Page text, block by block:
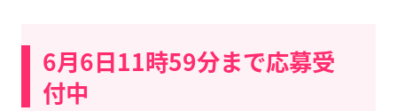
6月6日11時59分まで応募受
付中